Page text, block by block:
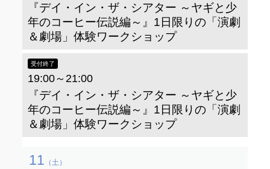
『デイ・イン・ザ・シアター ～ヤギと少
年のコーヒー伝説編～』1日限りの「演劇
＆劇場」体験ワークショップ
受付終了
『デイ・イン・ザ・シアター ～ヤギと少
年のコーヒー伝説編～』1日限りの「演劇
＆劇場」体験ワークショップ
19:00～21:00
11 （土）